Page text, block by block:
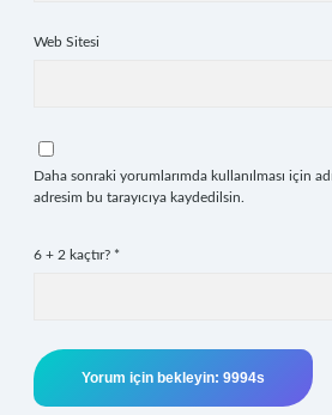
Web Sitesi
Daha sonraki yorumlarımda kullanılması için
adresim bu tarayıcıya kaydedilsin.
6 + 2 kaçtır? *